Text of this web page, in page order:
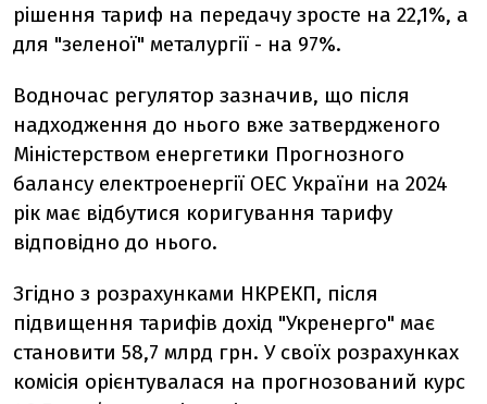
рішення тариф на передачу зросте на 22,1%, а
для "зеленої" металургії - на 97%.
Водночас регулятор зазначив, що після
надходження до нього вже затвердженого
Міністерством енергетики Прогнозного
балансу електроенергії ОЕС України на 2024
рік має відбутися коригування тарифу
відповідно до нього.
Згідно з розрахунками НКРЕКП, після
підвищення тарифів дохід "Укренерго" має
становити 58,7 млрд грн. У своїх розрахунках
комісія орієнтувалася на прогнозований курс